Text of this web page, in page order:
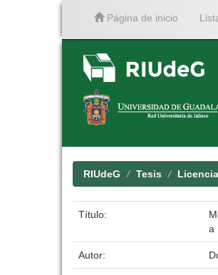
Página de inicio
RIUdeG Tesis
Título:
a
Autor: